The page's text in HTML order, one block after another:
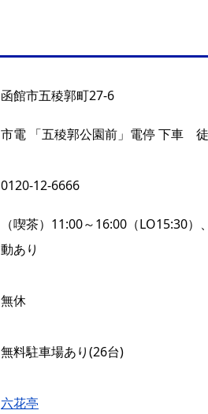
函館市五稜郭町27-6
市電 「五稜郭公園前」電停 下車
0120-12-6666
（喫茶）11:00～16:00（LO15:30
動あり
無休
無料駐車場あり(26台)
六花亭